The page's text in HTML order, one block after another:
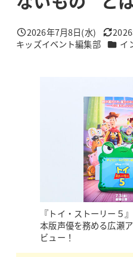
投稿日
2026年7月8日(水) 更新日
著
キッズイベント編集部 カテイ
『トイ・ストーリー５
本版声優を務める広瀬
ビュー！